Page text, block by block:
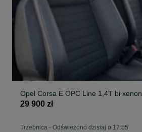
Opel Corsa E OPC Line 1,4T bi xenon
29 900 zł
Trzebnica - Odświeżono dzisiaj o 17:55